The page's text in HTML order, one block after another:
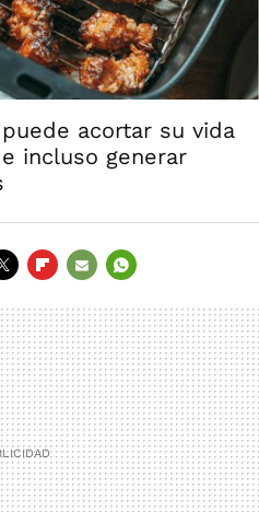
acortar su vida
incluso generar
MAIL